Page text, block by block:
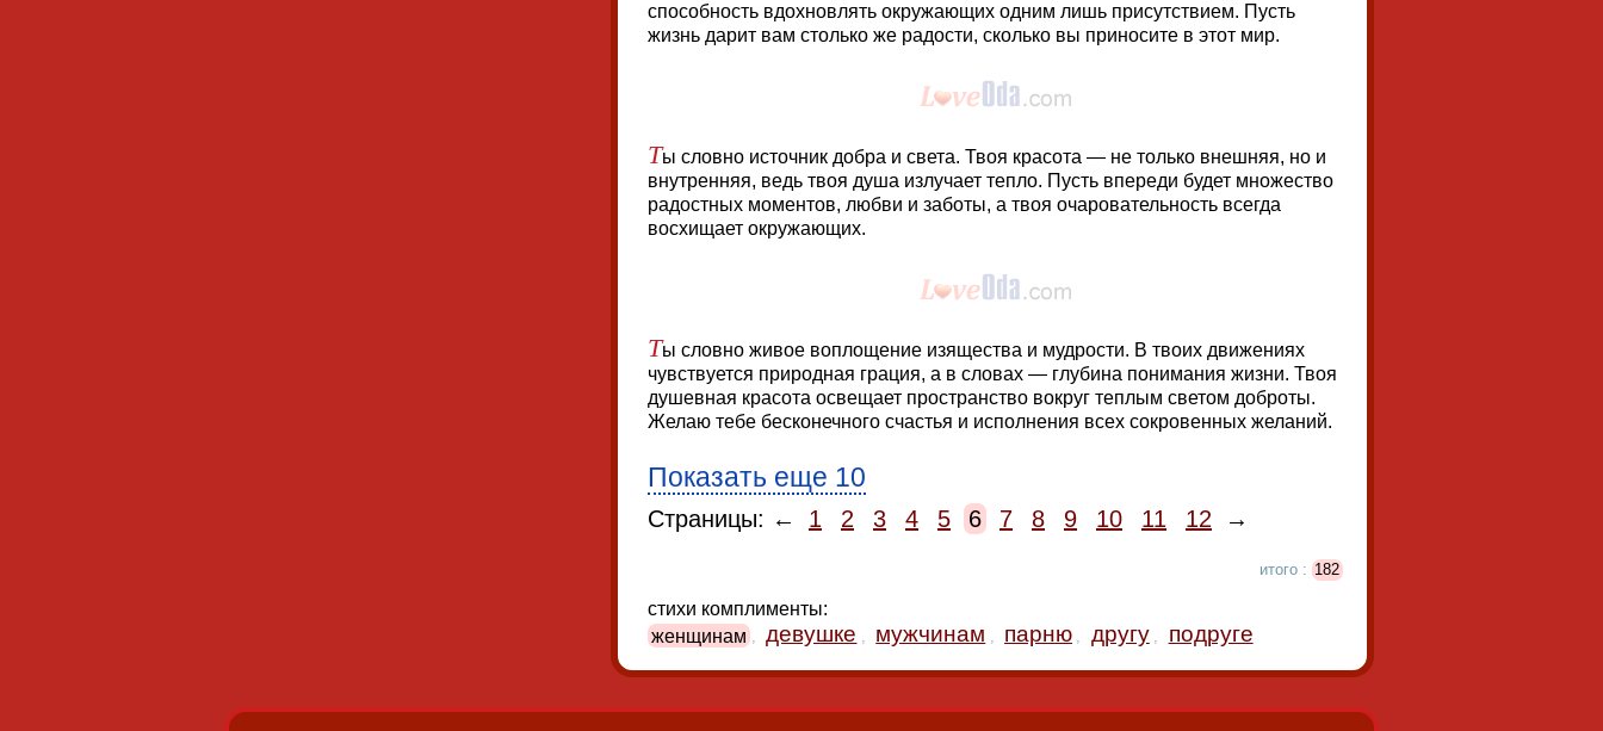
способность вдохновлять окружающих одним лишь присутствием. Пусть
жизнь дарит вам столько же радости, сколько вы приносите в этот мир.
Ты словно источник добра и света. Твоя красота — не только внешняя, но и
внутренняя, ведь твоя душа излучает тепло. Пусть впереди будет множество
радостных моментов, любви и заботы, а твоя очаровательность всегда
восхищает окружающих.
Ты словно живое воплощение изящества и мудрости. В твоих движениях
чувствуется природная грация, а в словах — глубина понимания жизни. Твоя
душевная красота освещает пространство вокруг теплым светом доброты.
Желаю тебе бесконечного счастья и исполнения всех сокровенных желаний.
Показать еще 10
Страницы: ← 1 2 3 4 5 6 7 8 9 10 11 12 →
итого : 182
стихи комплименты:
женщинам , девушке , мужчинам , парню , другу , подруге